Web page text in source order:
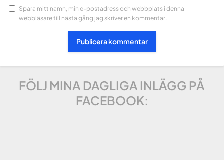
Spara mitt namn, min e-postadress och webbplats i denna
webbläsare till nästa gång jag skriver en kommentar.
FÖLJ MINA DAGLIGA INLÄGG PÅ
FACEBOOK: